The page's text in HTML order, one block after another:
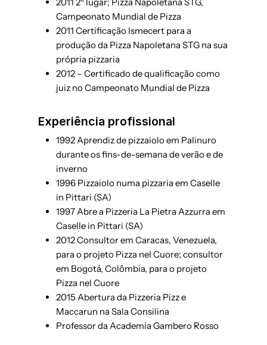
Campeonato Mundial de Pizza
2011 Certificação Ismecert para a
produção da Pizza Napoletana STG na sua
própria pizzaria
2012 – Certificado de qualificação como
juiz no Campeonato Mundial de Pizza
Experiência profissional
1992 Aprendiz de pizzaiolo em Palinuro
durante os fins-de-semana de verão e de
inverno
1996 Pizzaiolo numa pizzaria em Caselle
in Pittari (SA)
1997 Abre a Pizzeria La Pietra Azzurra em
Caselle in Pittari (SA)
2012 Consultor em Caracas, Venezuela,
para o projeto Pizza nel Cuore; consultor
em Bogotá, Colômbia, para o projeto
Pizza nel Cuore
2015 Abertura da Pizzeria Pizz e
Maccarun na Sala Consilina
Professor da Academia Gambero Rosso